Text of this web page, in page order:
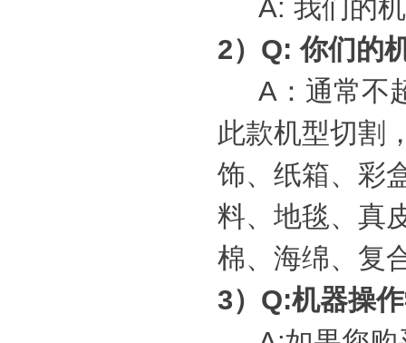
A: 我们的机
2）Q: 你们的
A： 通常不
此款机型切割
饰、纸箱、彩
料、地毯、真
棉、海绵、复
3）Q:机器操